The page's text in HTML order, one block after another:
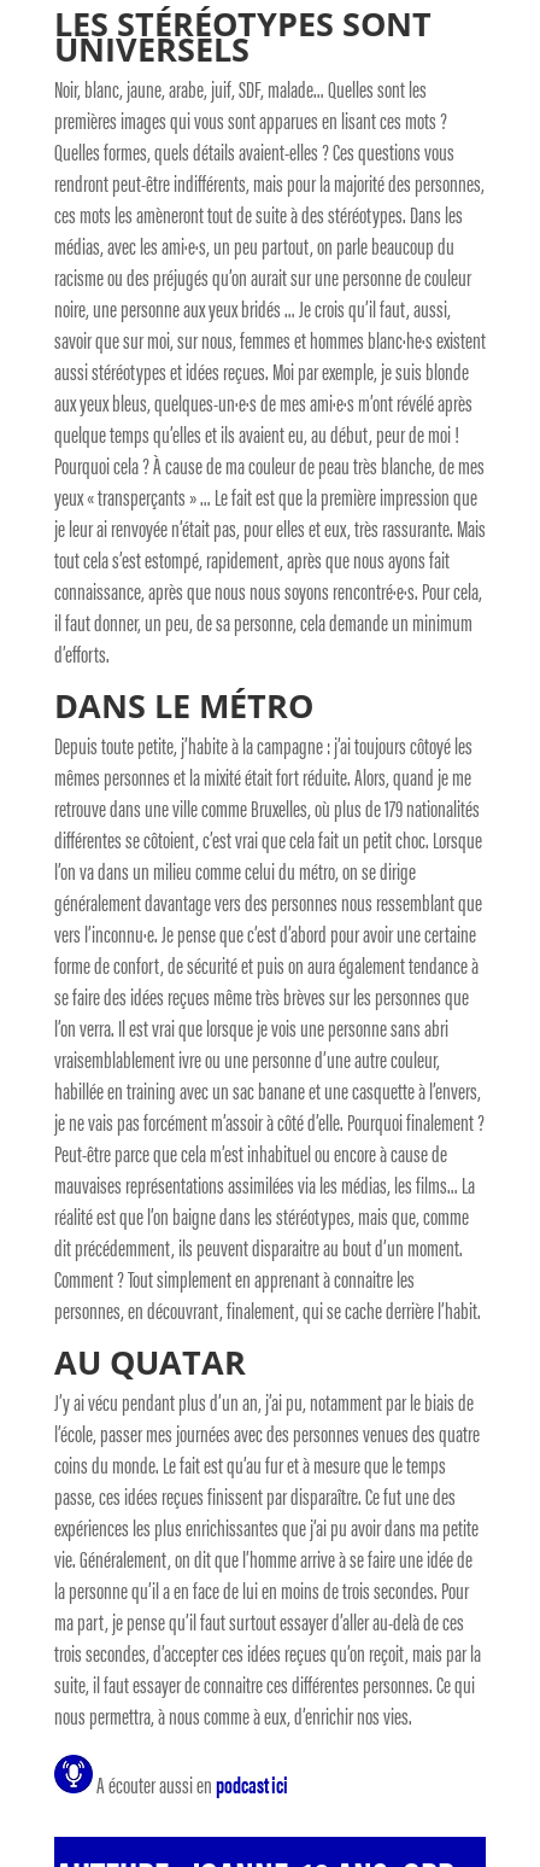
LES STÉRÉOTYPES SONT
UNIVERSELS
Noir, blanc, jaune, arabe, juif, SDF, malade… Quelles sont les
premières images qui vous sont apparues en lisant ces mots ?
Quelles formes, quels détails avaient-elles ? Ces questions vous
rendront peut-être indifférents, mais pour la majorité des personnes,
ces mots les amèneront tout de suite à des stéréotypes. Dans les
médias, avec les ami·e·s, un peu partout, on parle beaucoup du
racisme ou des préjugés qu’on aurait sur une personne de couleur
noire, une personne aux yeux bridés … Je crois qu’il faut, aussi,
savoir que sur moi, sur nous, femmes et hommes blanc·he·s existent
aussi stéréotypes et idées reçues. Moi par exemple, je suis blonde
aux yeux bleus, quelques-un·e·s de mes ami·e·s m’ont révélé après
quelque temps qu’elles et ils avaient eu, au début, peur de moi !
Pourquoi cela ? À cause de ma couleur de peau très blanche, de mes
yeux « transperçants » … Le fait est que la première impression que
je leur ai renvoyée n’était pas, pour elles et eux, très rassurante. Mais
tout cela s’est estompé, rapidement, après que nous ayons fait
connaissance, après que nous nous soyons rencontré·e·s. Pour cela,
il faut donner, un peu, de sa personne, cela demande un minimum
d’efforts.
DANS LE MÉTRO
Depuis toute petite, j’habite à la campagne : j’ai toujours côtoyé les
mêmes personnes et la mixité était fort réduite. Alors, quand je me
retrouve dans une ville comme Bruxelles, où plus de 179 nationalités
différentes se côtoient, c’est vrai que cela fait un petit choc. Lorsque
l’on va dans un milieu comme celui du métro, on se dirige
généralement davantage vers des personnes nous ressemblant que
vers l’inconnu·e. Je pense que c’est d’abord pour avoir une certaine
forme de confort, de sécurité et puis on aura également tendance à
se faire des idées reçues même très brèves sur les personnes que
l’on verra. Il est vrai que lorsque je vois une personne sans abri
vraisemblablement ivre ou une personne d’une autre couleur,
habillée en training avec un sac banane et une casquette à l’envers,
je ne vais pas forcément m’assoir à côté d’elle. Pourquoi finalement ?
Peut-être parce que cela m’est inhabituel ou encore à cause de
mauvaises représentations assimilées via les médias, les films… La
réalité est que l’on baigne dans les stéréotypes, mais que, comme
dit précédemment, ils peuvent disparaitre au bout d’un moment.
Comment ? Tout simplement en apprenant à connaitre les
personnes, en découvrant, finalement, qui se cache derrière l’habit.
AU QUATAR
J’y ai vécu pendant plus d’un an, j’ai pu, notamment par le biais de
l’école, passer mes journées avec des personnes venues des quatre
coins du monde. Le fait est qu’au fur et à mesure que le temps
passe, ces idées reçues finissent par disparaître. Ce fut une des
expériences les plus enrichissantes que j’ai pu avoir dans ma petite
vie. Généralement, on dit que l’homme arrive à se faire une idée de
la personne qu’il a en face de lui en moins de trois secondes. Pour
ma part, je pense qu’il faut surtout essayer d’aller au-delà de ces
trois secondes, d’accepter ces idées reçues qu’on reçoit, mais par la
suite, il faut essayer de connaitre ces différentes personnes. Ce qui
nous permettra, à nous comme à eux, d’enrichir nos vies.
A écouter aussi enpodcast ici